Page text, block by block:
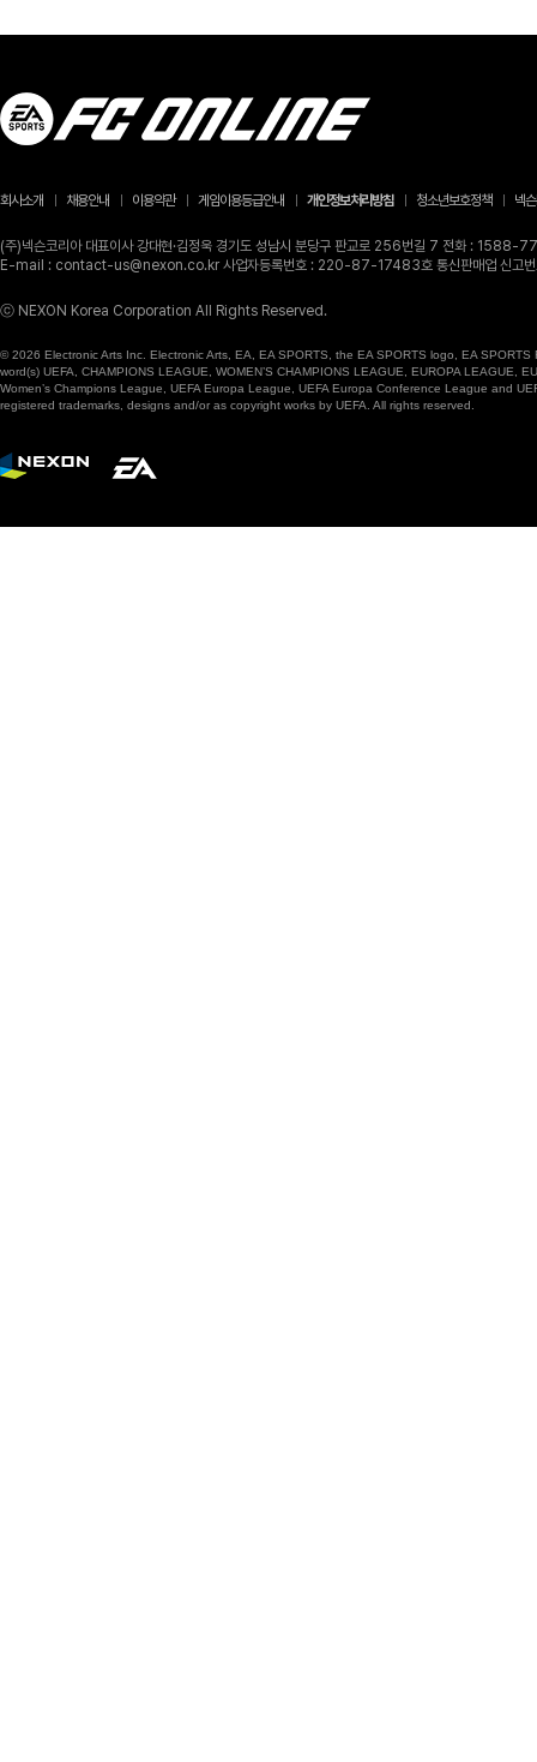
회사소개 채용안내 이용약관 게임이용등급안내 개인정보처리방침 청소년보호정책 넥
(주)넥슨코리아 대표이사 강대현·김정욱 경기도 성남시 분당구 판교로 256번길 7 전화 :
E-mail : contact-us@nexon.co.kr 사업자등록번호 : 220-87-17483호 통신판매업 신고
ⓒ NEXON Korea Corporation All Rights Reserved.
© 2026 Electronic Arts Inc. Electronic Arts, EA, EA SPORTS, the EA SPORTS logo, EA
word(s) UEFA, CHAMPIONS LEAGUE, WOMEN’S CHAMPIONS LEAGUE, EUROPA LEAGUE,
Women’s Champions League, UEFA Europa League, UEFA Europa Conference League and
registered trademarks, designs and/or as copyright works by UEFA. All rights reserved.